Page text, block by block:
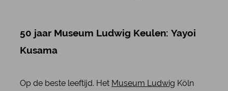
50 jaar Museum Ludwig Keulen: Yayoi
Kusama
Op de beste leeftijd. Het Museum Ludwig Köln